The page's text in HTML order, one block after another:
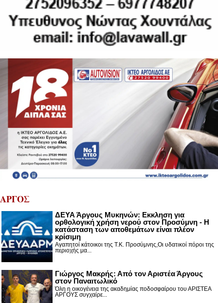
ΑΡΓΟΣ
ΔΕΥΑ Άργους Μυκηνών: Εκκληση για
ορθολογική χρήση νερού στον Προσύμνη - Η
κατάσταση των αποθεμάτων είναι πλέον
κρίσιμη
Αγαπητοί κάτοικοι της Τ.Κ. Προσύμνης,Οι υδατικοί πόροι της
περιοχής μα...
Γιώργος Μακρής: Από τον Αριστέα Άργους
στον Παναιτωλικό
Όλη η οικογένεια της ακαδημίας ποδοσφαίρου του ΑΡΙΣΤΕΑ
ΑΡΓΟΥΣ συγχαίρε...